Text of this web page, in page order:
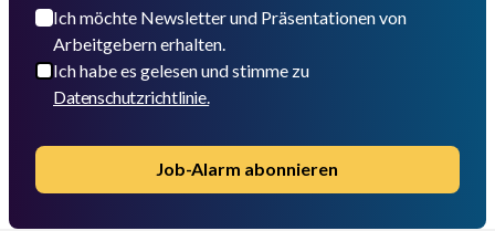
Ich möchte Newsletter und Präsentationen von
Arbeitgebern erhalten.
Ich habe es gelesen und stimme zu
Datenschutzrichtlinie.
Job-Alarm abonnieren